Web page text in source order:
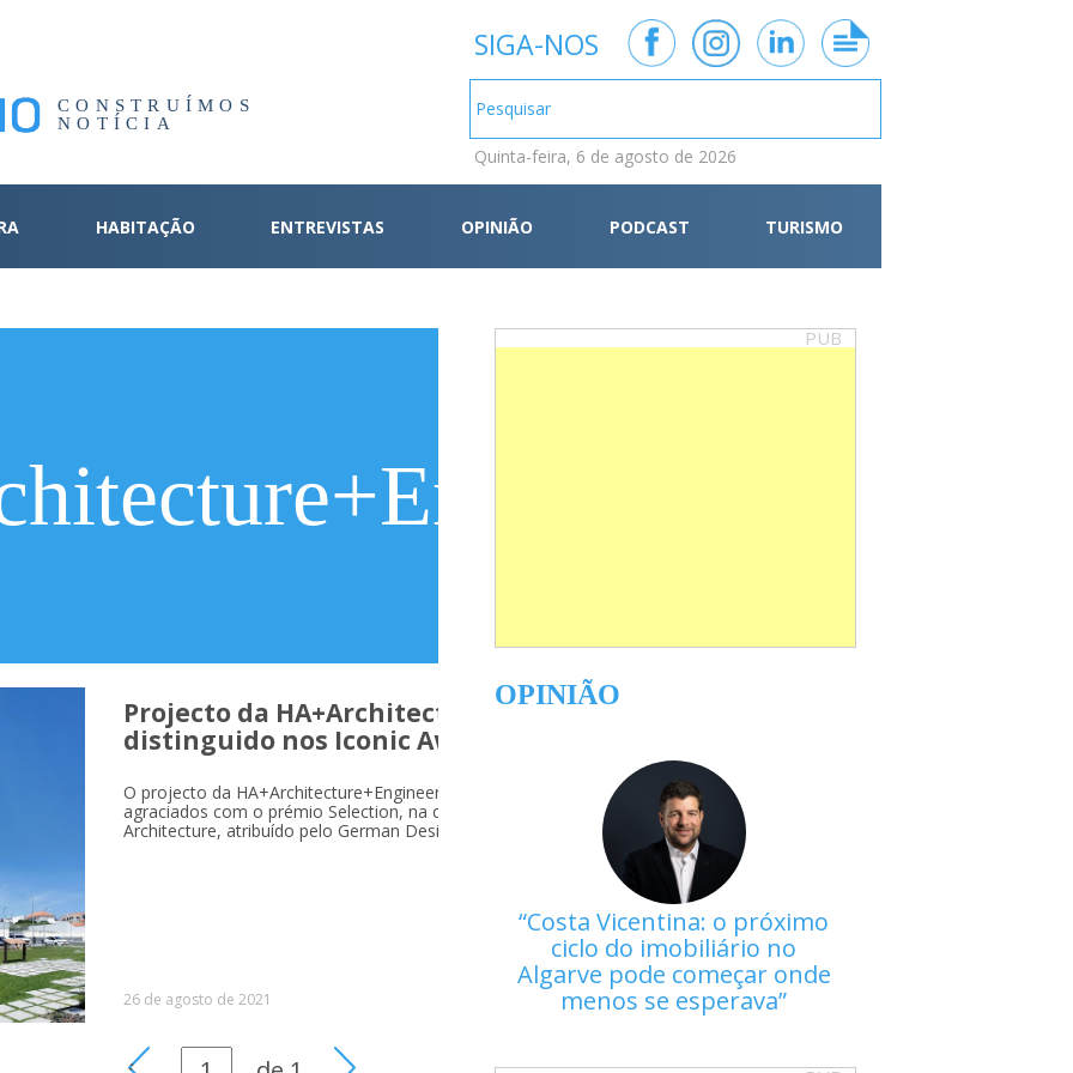
CONSTRUÍMOS
NOTÍCIA
SIGA-NOS
Quinta-feira, 6 de agosto de 2026
HABITAÇÃO ENTREVISTAS OPINIÃO PODCAST TURISMO
Projecto da HA+Architecture+Engineering
distinguido nos Iconic Awards
O projecto da HA+Architecture+Engineering para o ALDI de Peniche foi um dos
agraciados com o prémio Selection, na competição Iconic Awards: Innovative
Architecture, atribuído pelo German Design Council.
26 de agosto de 2021
PUB
OPINIÃO
Costa Vicentina: o próximo
ciclo do imobiliário no
Algarve pode começar onde
menos se esperava